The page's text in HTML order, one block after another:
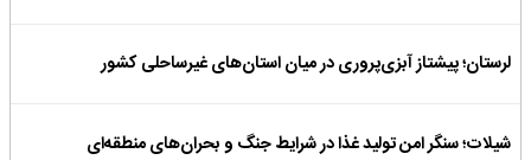
لرستان؛ پیشتاز آبزی‌پروری در میان استان‌های غیرساحلی کشور
شیلات؛ سنگر امن تولید غذا در شرایط جنگ و بحران‌های منطقه‌ای